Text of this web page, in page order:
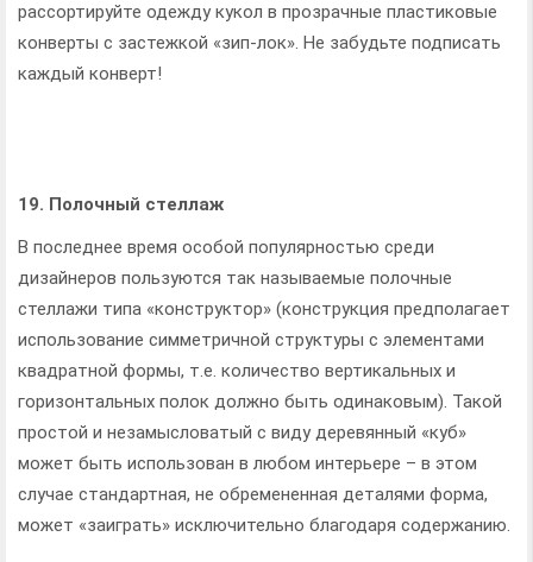
рассортируйте одежду кукол в прозрачные пластиковые
конверты с застежкой «зип-лок». Не забудьте подписать
каждый конверт!
19. Полочный стеллаж
В последнее время особой популярностью среди
дизайнеров пользуются так называемые полочные
стеллажи типа «конструктор» (конструкция предполагает
использование симметричной структуры с элементами
квадратной формы, т.е. количество вертикальных и
горизонтальных полок должно быть одинаковым). Такой
простой и незамысловатый с виду деревянный «куб»
может быть использован в любом интерьере – в этом
случае стандартная, не обремененная деталями форма,
может «заиграть» исключительно благодаря содержанию.